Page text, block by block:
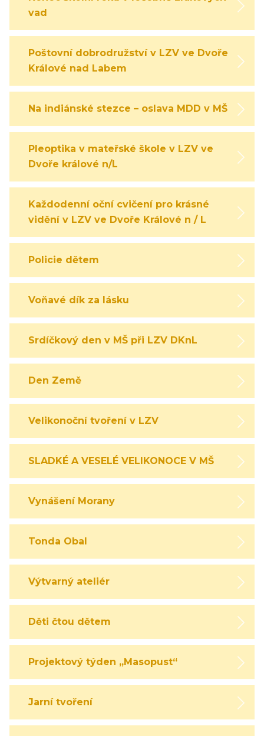
vad
Poštovní dobrodružství v LZV ve Dvoře
Králové nad Labem
Na indiánské stezce – oslava MDD v MŠ
Pleoptika v mateřské škole v LZV ve
Dvoře králové n/L
Každodenní oční cvičení pro krásné
vidění v LZV ve Dvoře Králové n / L
Policie dětem
Voňavé dík za lásku
Srdíčkový den v MŠ při LZV DKnL
Den Země
Velikonoční tvoření v LZV
SLADKÉ A VESELÉ VELIKONOCE V MŠ
Vynášení Morany
Tonda Obal
Výtvarný ateliér
Děti čtou dětem
Projektový týden „Masopust“
Jarní tvoření